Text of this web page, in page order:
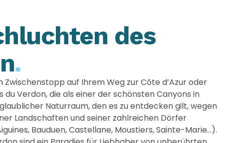
des
.
Zwischenstopp auf Ihrem Weg zur Côte d’Azur oder
du Verdon, die als einer der schönsten Canyons in
Naturraum, den es zu entdecken gilt, wegen
Landschaften und seiner zahlreichen Dörfer
Bauduen, Castellane, Moustiers, Sainte-Marie…).